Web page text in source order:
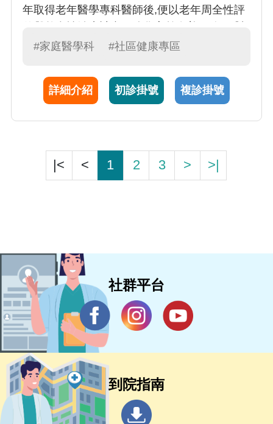
年取得老年醫學專科醫師後,便以老年周全性評
於一般常見急慢性疾病如感冒、腸胃不適、高
理概念，主動電話追蹤病患病情後續發展，詳
加記錄，以利後續治療計畫。服務病患態度親
#家庭醫學科 #社區健康專區
詳細介紹 初診掛號 複診掛號
|< < 1 2 3 > >|
社群平台
到院指南